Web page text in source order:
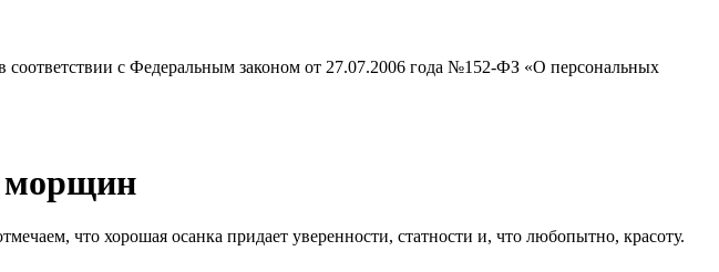
соответствии с Федеральным законом от 27.07.2006 года №152-ФЗ «О персональных
морщин
что хорошая осанка придает уверенности, статности и, что любопытно, красоту.